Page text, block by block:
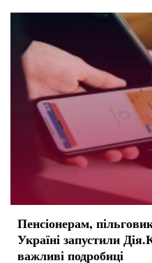
Пенсіонерам,
Україні запустили
важливі подробиці